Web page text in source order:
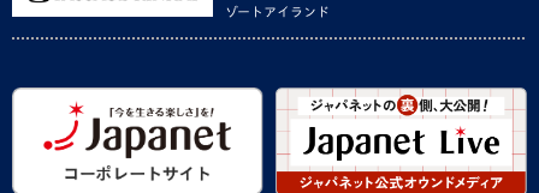
ゾートアイランド